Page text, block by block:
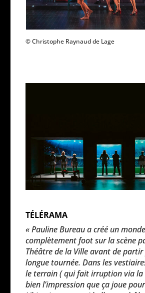
© Christophe Raynaud de Lage
TÉLÉRAMA
« Pauline Bureau a créé un monde
complètement foot sur la scène
Théâtre de la Ville avant de
longue tournée. Dans les
le terrain ( qui fait irruption via la
bien l’impression que ça joue